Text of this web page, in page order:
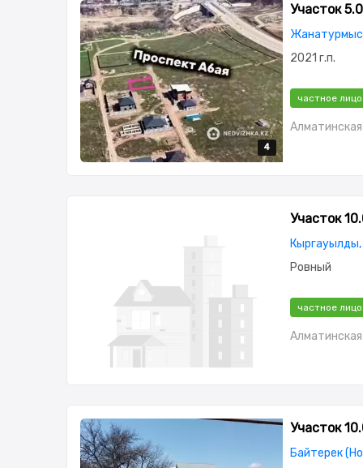
4
4
4
4
Участок
2021 г.п.
частное лицо
Алматинская
Участок
Ровный
частное лицо
Алматинская
Участок
Байтерек